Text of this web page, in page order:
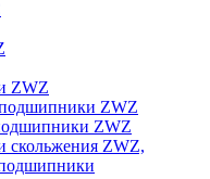
ZWZ
ZWZ
ZWZ
ZWZ,